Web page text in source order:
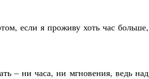
если я проживу хоть час больше,
– ни часа, ни мгновения, ведь над